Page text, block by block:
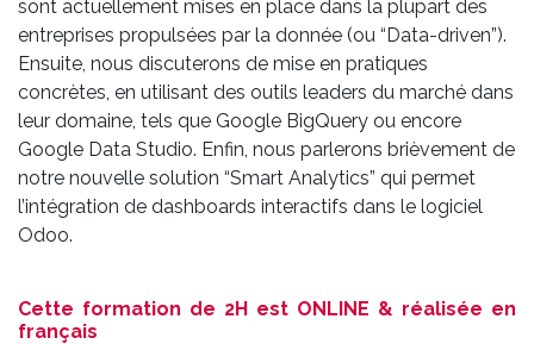
sont actuellement mises en place dans la plupart des
entreprises propulsées par la donnée (ou “Data-driven”).
Ensuite, nous discuterons de mise en pratiques
concrètes, en utilisant des outils leaders du marché dans
leur domaine, tels que Google BigQuery ou encore
Google Data Studio. Enfin, nous parlerons brièvement de
notre nouvelle solution “Smart Analytics” qui permet
l’intégration de dashboards interactifs dans le logiciel
Odoo.
Cette formation de 2H est ONLINE & réalisée en
français